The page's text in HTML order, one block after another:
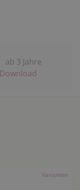
ab 3 Jahre
Download
Varianten